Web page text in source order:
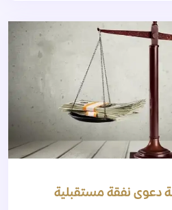
دعوى نفقة مستقبلية